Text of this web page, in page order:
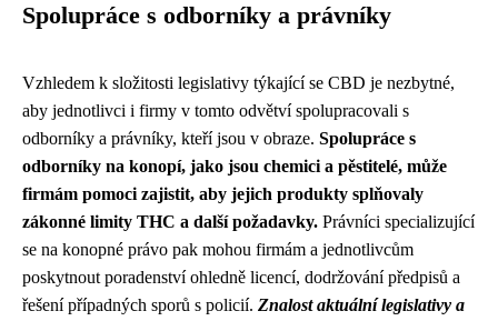
Spolupráce s odborníky a právníky
Vzhledem k složitosti legislativy týkající se CBD je nezbytné,
aby jednotlivci i firmy v tomto odvětví spolupracovali s
odborníky a právníky, kteří jsou v obraze. Spolupráce s
odborníky na konopí, jako jsou chemici a pěstitelé, může
firmám pomoci zajistit, aby jejich produkty splňovaly
zákonné limity THC a další požadavky. Právníci specializující
se na konopné právo pak mohou firmám a jednotlivcům
poskytnout poradenství ohledně licencí, dodržování předpisů a
řešení případných sporů s policií. Znalost aktuální legislativy a